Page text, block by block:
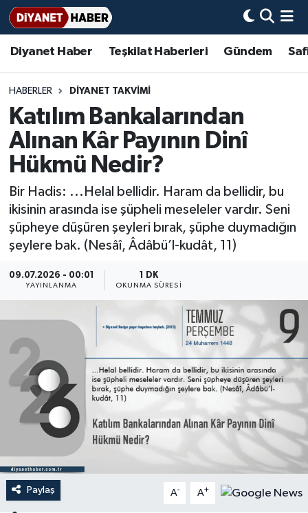
Diyanet Haber Teşkilat Haberleri Gündem
HABERLER DIYANET TAKVIMI
Katılım Bankalarından
Alınan Kâr Payının Dinî
Hükmü Nedir?
Bir Hadis: ...Helal bellidir. Haram da bellidir, bu
ikisinin arasında ise şüpheli meseleler vardır. Seni
şüpheye düşüren şeyleri bırak, şüphe duymadığın
şeylere bak. (Nesâî, Âdâbü’l-kudât, 11)
09.07.2026 - 00:01
YAYINLANMA
1 DK
OKUNMA SÜRESI
Paylaş A- A+
Diyanet Haber
Teşkilat Haberleri
Adana Müftülüğü
Adıyaman Müftülüğü
Afyonkarahisar Müftülüğü
Ağrı Müftülüğü
Aksaray Müftülüğü
Amasya Müftülüğü
Antalya Müftülüğü
Ardahan Müftülüğü
Artvin Müftülüğü
Aydın Müftülüğü
Balıkesir Müftülüğü
Bartın Müftülüğü
Gündem
#Keşfet
Bir Ayet
Bir Hikaye
Biyografiler
Dini kavramlar
Diyanet Bilgi
Diyanet Takvimi
Hadislerle İslam
Kurban
Mukabele
Peygamberimizin Hayatı
Ramazan
Basında Bugün
DİYANET eKİTAP
Aile Dergisi
Aylık Dergi
TDV
Hutbeler
DİYANET AKADEMİ
DİYANET GENÇLİK
DİYANET RADYO/TV
DEPREM
İmam Hatip Okulları
Başmakale
Hadis-i Şerifler
Hayat Okumaları
Nöbetçi Eczaneler
Hava Durumu
Ankara Namaz Vakitleri
Trafik Durumu
Süper Lig Puan Durumu ve Fikstür
Tüm Manşetler
Haber Arşivi